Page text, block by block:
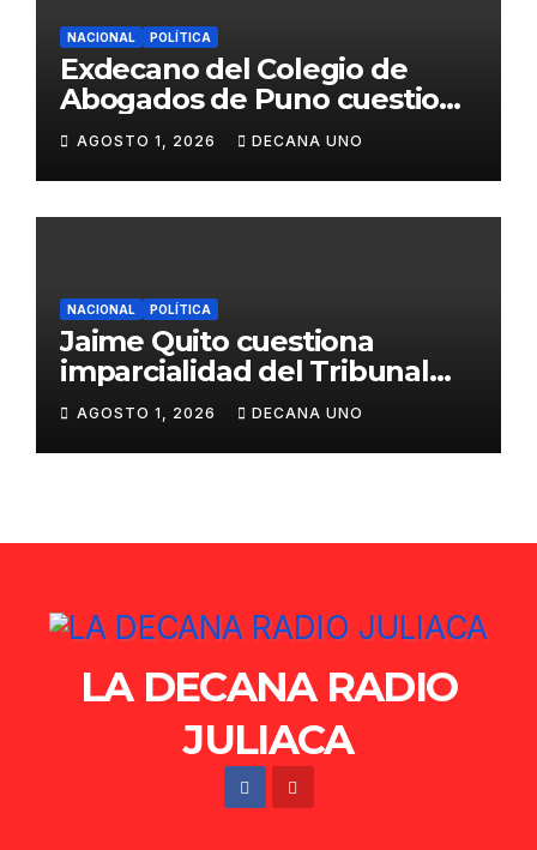
NACIONAL POLÍTICA
Exdecano del Colegio de
Abogados de Puno cuestiona
propuestas sobre seguridad
ciudadana
AGOSTO 1, 2026 DECANA UNO
NACIONAL POLÍTICA
Jaime Quito cuestiona
imparcialidad del Tribunal
Constitucional tras liberación
de Ollanta Humala
AGOSTO 1, 2026 DECANA UNO
LA DECANA RADIO
JULIACA